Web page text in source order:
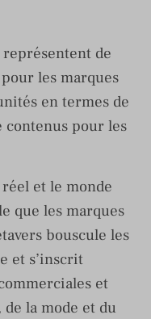
représentent de
les marques
en termes de
contenus pour les
et le monde
que les marques
bouscule les
et s’inscrit
et
la mode et du